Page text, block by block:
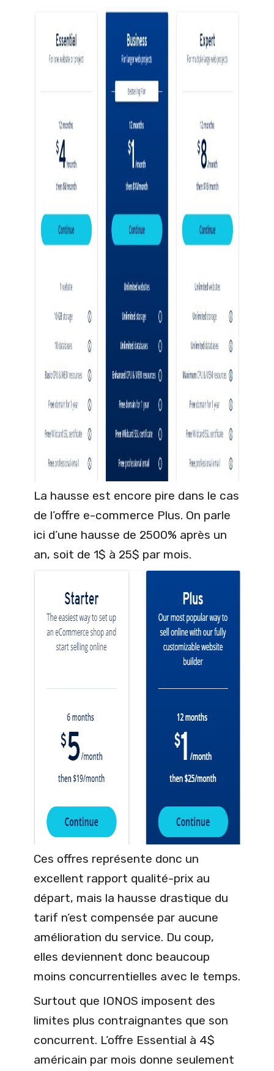
La hausse est encore pire dans le cas
de l’offre e-commerce Plus. On parle
ici d’une hausse de 2500% après un
an, soit de 1$ à 25$ par mois.
Ces offres représente donc un
excellent rapport qualité-prix au
départ, mais la hausse drastique du
tarif n’est compensée par aucune
amélioration du service. Du coup,
elles deviennent donc beaucoup
moins concurrentielles avec le temps.
Surtout que IONOS imposent des
limites plus contraignantes que son
concurrent. L’offre Essential à 4$
américain par mois donne seulement